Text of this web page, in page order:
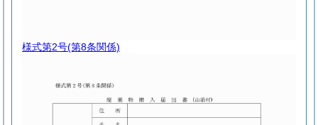
様式第2号(第8条関係)